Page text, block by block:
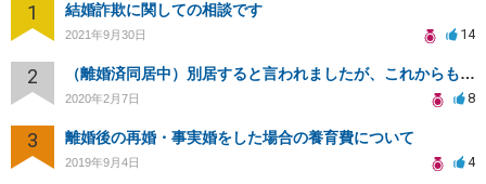
1 結婚詐欺に関しての相談です
2021年9月30日 14
2 （離婚済同居中）別居すると言われましたが、これからも子供と同居はしたいです。
2020年2月7日 8
3 離婚後の再婚・事実婚をした場合の養育費について
2019年9月4日 4